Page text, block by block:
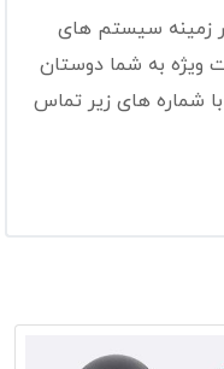
زمینه سیستم های
ویژه به شما دوستان
شماره های زیر تماس